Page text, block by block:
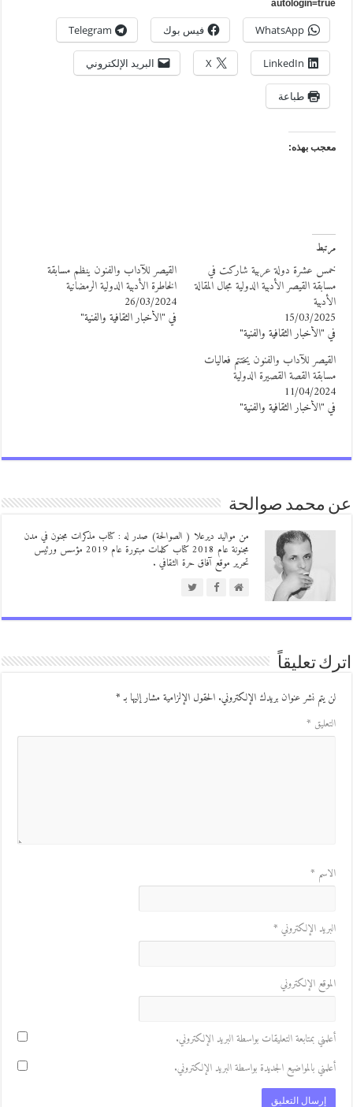
WhatsApp فيس بوك Telegram
LinkedIn
X البريد الإلكتروني
طباعة
بهذه:
عشرة دولة عربية شاركت في
القيصر الأدبية الدولية مجال المقالة
15/03/
"الأخبار الثقافية والفنية"
القيصر للآداب والفنون ينظم مسابقة
الخاطرة الأدبية الدولية الرمضانية
26/03/2024
في "الأخبار الثقافية والفنية"
للآداب والفنون يختتم فعاليات
القصة القصيرة الدولية
11/04/
"الأخبار الثقافية والفنية"
محمد صوالحة
من مواليد ديرعلا ( الصوالحة) صدر له : كتاب مذكرات مجنون في مدن
مجنونة عام 2018 كتاب كلمات مبتورة عام 2019 مؤسس ورئيس
تحرير موقع آفاق حرة الثقافي .
تعليقاً
يتم نشر عنوان بريدك الإلكتروني.الحقول الإلزامية مشار إليها بـ*
*
*
الإلكتروني*
الإلكتروني
بمتابعة التعليقات بواسطة البريد الإلكتروني.
بالمواضيع الجديدة بواسطة البريد الإلكتروني.